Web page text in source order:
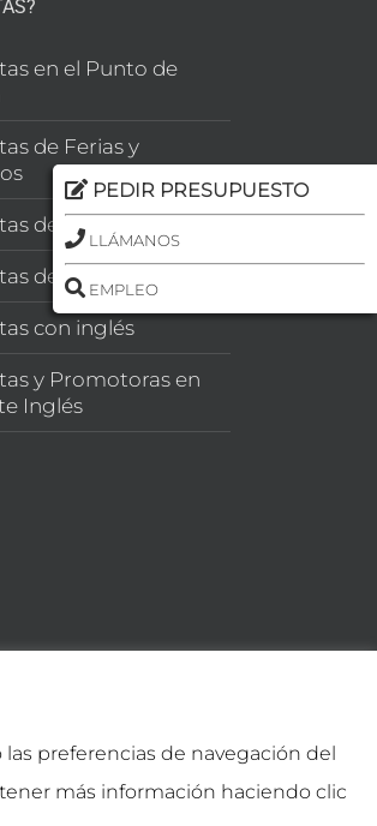
en el Punto de
de Ferias y
de Congresos
de Imagen
con inglés
y Promotoras en
Inglés
PEDIR PRESUPUESTO
LLÁMANOS
EMPLEO
preferencias de navegación del
más información haciendo clic